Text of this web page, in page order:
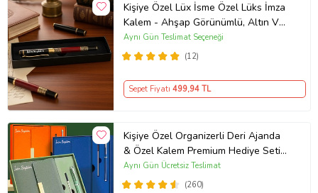
Kişiye Özel Lüx İsme Özel Lüks İmza
Kalem - Ahşap Görünümlü, Altın Ve
Kırmızı Detaylı İmza Kalemi Orjinal
Kutusunda
(12)
Aynı Gün Teslimat Seçeneği
Sepet Fiyatı 499,94 TL
Kişiye Özel Organizerli Deri Ajanda
& Özel Kalem Premium Hediye Seti
(Haki)
(260)
Aynı Gün Ücretsiz Teslimat